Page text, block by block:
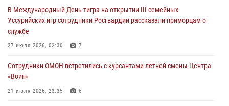
ходом
28 июля 2026, 10:29 3
Росгвардейцы в Приморье приняли участие в молебне,
28 июля 2026, 05:39
В Международный День тигра на открытии III семейных
В Международный День тигра на открытии III семейных
Уссурийских игр сотрудники Росгвардии рассказали приморцам о
службе
27 июля 2026, 02:30 7
Сотрудники ОМОН встретились с курсантами летней смены Центра
«Воин»
21 июля 2026, 23:35 6